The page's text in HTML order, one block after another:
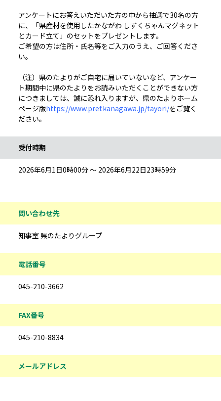
アンケートにお答えいただいた方の中から抽選で30名の方
に、「県産材を使用したかながわ しずくちゃんマグネット
とカード立て」のセットをプレゼントします。
ご希望の方は住所・氏名等をご入力のうえ、ご回答くださ
い。
（注）県のたよりがご自宅に届いていないなど、アンケー
ト期間中に県のたよりをお読みいただくことができない方
につきましては、誠に恐れ入りますが、県のたよりホーム
ページ版https://www.pref.kanagawa.jp/tayori/をご覧く
ださい。
受付時期
2026年6月1日0時00分 ～ 2026年6月22日23時59分
問い合わせ先
知事室 県のたよりグループ
電話番号
045-210-3662
FAX番号
045-210-8834
メールアドレス